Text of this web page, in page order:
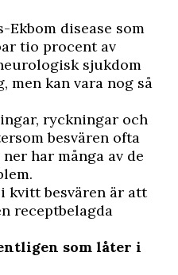
disease som
tio procent av
sjukdom
men kan vara nog så
ryckningar och
besvären ofta
har många av de
kvitt besvären är att
receptbelagda
som låter i